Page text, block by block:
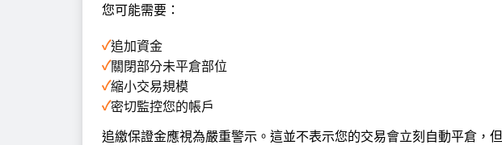
您可能需要：
✓追加資金
✓關閉部分未平倉部位
✓縮小交易規模
✓密切監控您的帳戶
追繳保證金應視為嚴重警示。這並不表示您的交易會立刻自動平倉，